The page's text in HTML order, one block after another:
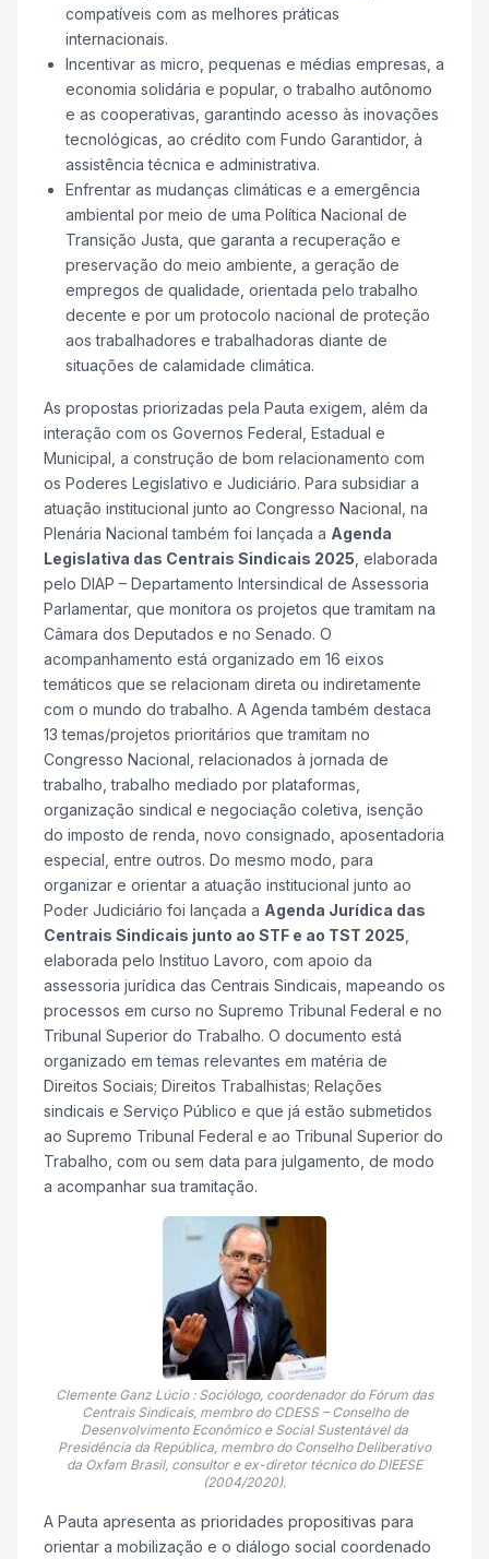
compatíveis com as melhores práticas
internacionais.
Incentivar as micro, pequenas e médias empresas, a
economia solidária e popular, o trabalho autônomo
e as cooperativas, garantindo acesso às inovações
tecnológicas, ao crédito com Fundo Garantidor, à
assistência técnica e administrativa.
Enfrentar as mudanças climáticas e a emergência
ambiental por meio de uma Política Nacional de
Transição Justa, que garanta a recuperação e
preservação do meio ambiente, a geração de
empregos de qualidade, orientada pelo trabalho
decente e por um protocolo nacional de proteção
aos trabalhadores e trabalhadoras diante de
situações de calamidade climática.
As propostas priorizadas pela Pauta exigem, além da
interação com os Governos Federal, Estadual e
Municipal, a construção de bom relacionamento com
os Poderes Legislativo e Judiciário. Para subsidiar a
atuação institucional junto ao Congresso Nacional, na
Plenária Nacional também foi lançada a Agenda
Legislativa das Centrais Sindicais 2025 , elaborada
pelo DIAP – Departamento Intersindical de Assessoria
Parlamentar, que monitora os projetos que tramitam na
Câmara dos Deputados e no Senado. O
acompanhamento está organizado em 16 eixos
temáticos que se relacionam direta ou indiretamente
com o mundo do trabalho. A Agenda também destaca
13 temas/projetos prioritários que tramitam no
Congresso Nacional, relacionados à jornada de
trabalho, trabalho mediado por plataformas,
organização sindical e negociação coletiva, isenção
do imposto de renda, novo consignado, aposentadoria
especial, entre outros. Do mesmo modo, para
organizar e orientar a atuação institucional junto ao
Poder Judiciário foi lançada a Agenda Jurídica das
Centrais Sindicais junto ao STF e ao TST 2025
elaborada pelo Instituo Lavoro, com apoio da
assessoria jurídica das Centrais Sindicais, mapeando os
processos em curso no Supremo Tribunal Federal e no
Tribunal Superior do Trabalho. O documento está
organizado em temas relevantes em matéria de
Direitos Sociais; Direitos Trabalhistas; Relações
sindicais e Serviço Público e que já estão submetidos
ao Supremo Tribunal Federal e ao Tribunal Superior do
Trabalho, com ou sem data para julgamento, de modo
a acompanhar sua tramitação.
Clemente Ganz Lúcio : Sociólogo, coordenador do Fórum das
Centrais Sindicais, membro do CDESS – Conselho de
Desenvolvimento Econômico e Social Sustentável da
Presidência da República, membro do Conselho Deliberativo
da Oxfam Brasil, consultor e ex-diretor técnico do DIEESE
(2004/2020).
A Pauta apresenta as prioridades propositivas para
orientar a mobilização e o diálogo social coordenado